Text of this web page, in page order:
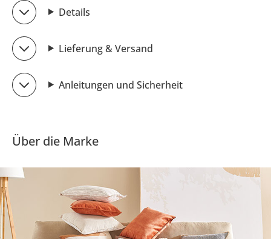
Details
Lieferung & Versand
Anleitungen und Sicherheit
Über die Marke